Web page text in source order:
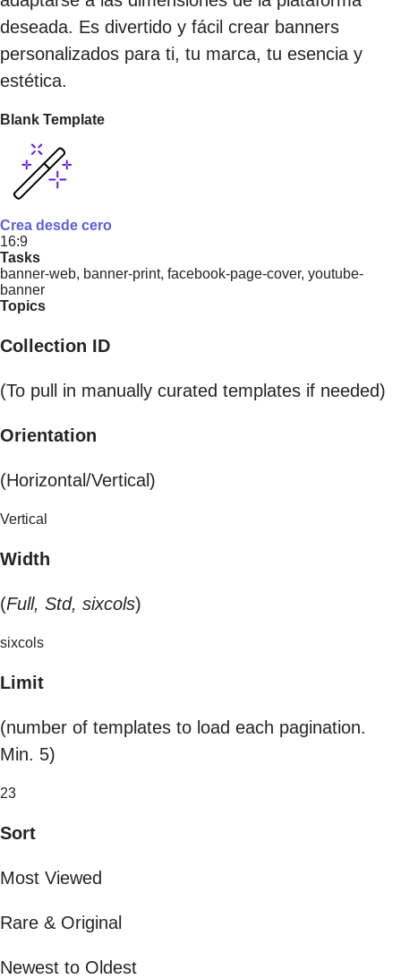
deseada. Es divertido y fácil crear banners
personalizados para ti, tu marca, tu esencia y
estética.
Blank Template
Crea desde cero
16:9
Tasks
banner-web, banner-print, facebook-page-cover, youtube-
banner
Topics
Collection ID
(To pull in manually curated templates if needed)
Orientation
(Horizontal/Vertical)
Vertical
Width
(Full, Std, sixcols)
sixcols
Limit
(number of templates to load each pagination.
Min. 5)
23
Sort
Most Viewed
Rare & Original
Newest to Oldest